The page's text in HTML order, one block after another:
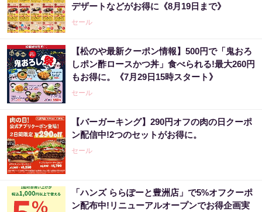
デザートなどがお得に《8月19日まで》
セール
【松のや最新クーポン情報】500円で「鬼おろ
しポン酢ロースかつ丼」食べられる!最大260円
もお得に。《7月29日15時スタート》
セール
【バーガーキング】290円オフの肉の日クーポ
ン配信中!2つのセットがお得に。
セール
「ハンズ ららぽーと豊洲店」で5%オフクーポ
ン配布中!リニューアルオープンでお得企画実